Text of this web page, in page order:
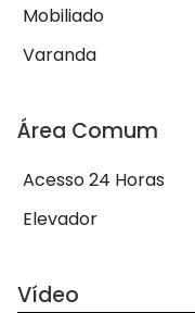
Mobiliado
Varanda
Área Comum
Acesso 24 Horas
Elevador
Vídeo